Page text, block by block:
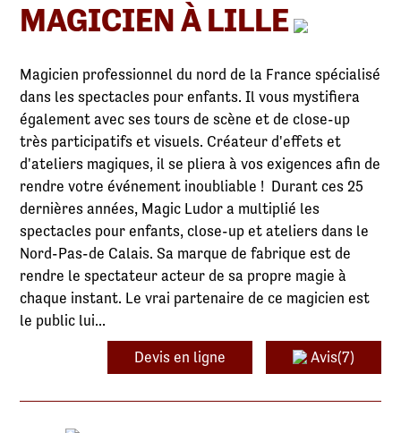
MAGICIEN À LILLE
Magicien professionnel du nord de la France spécialisé
dans les spectacles pour enfants. Il vous mystifiera
également avec ses tours de scène et de close-up
très participatifs et visuels. Créateur d'effets et
d'ateliers magiques, il se pliera à vos exigences afin de
rendre votre événement inoubliable ! Durant ces 25
dernières années, Magic Ludor a multiplié les
spectacles pour enfants, close-up et ateliers dans le
Nord-Pas-de Calais. Sa marque de fabrique est de
rendre le spectateur acteur de sa propre magie à
chaque instant. Le vrai partenaire de ce magicien est
le public lui...
Devis en ligne Avis(7)